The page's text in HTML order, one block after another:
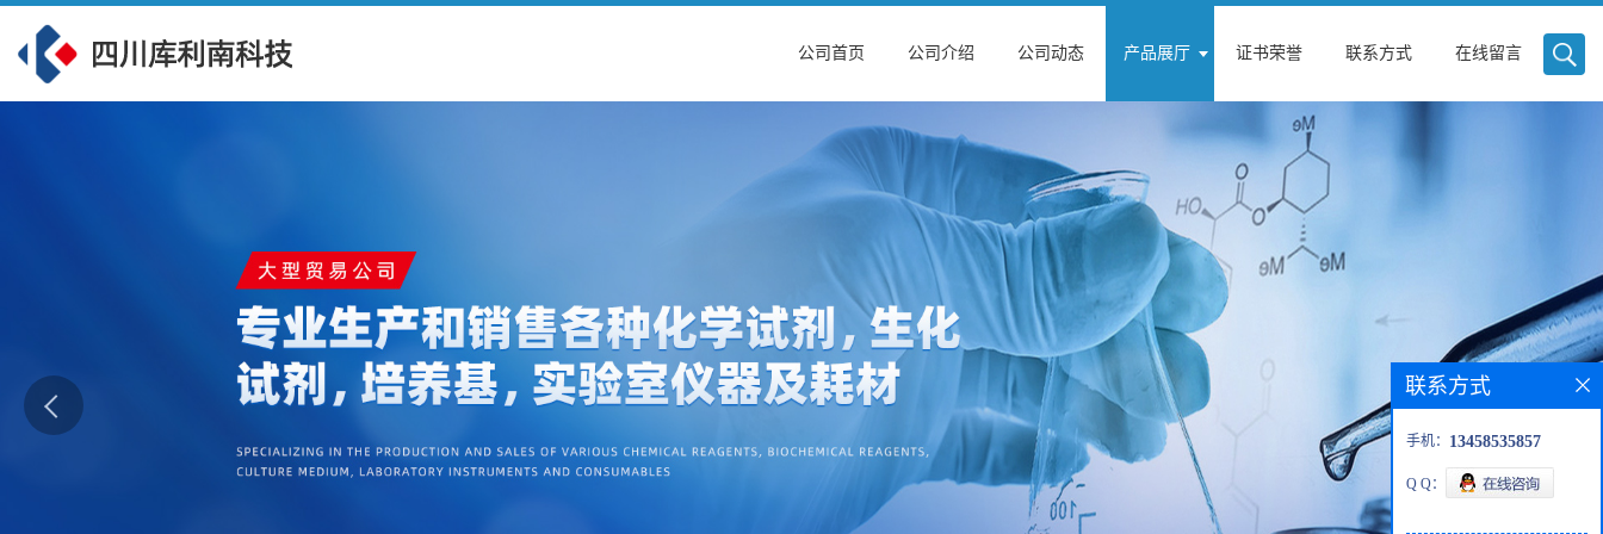
公司首页 公司介绍 公司动态 产品展厅 证书荣誉 联系方式 在线留言
联系方式
手机： 13458535857
Q Q：